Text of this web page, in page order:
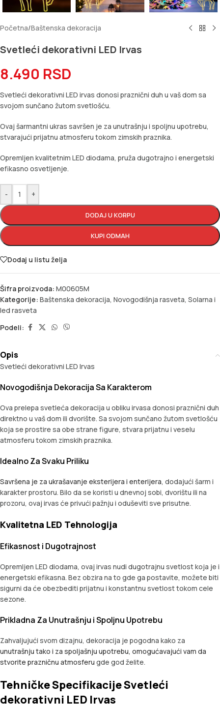
Početna/Baštenska dekoracija
Svetleći dekorativni LED Irvas
8.490 RSD
Svetleći dekorativni LED irvas donosi praznični duh u vaš dom sa
svojom sunčano žutom svetlošću.
Ovaj šarmantni ukras savršen je za unutrašnju i spoljnu upotrebu,
stvarajući prijatnu atmosferu tokom zimskih praznika.
Opremljen kvalitetnim LED diodama, pruža dugotrajno i energetski
efikasno osvetljenje.
- +
DODAJ U KORPU
KUPI ODMAH
Dodaj u listu želja
Šifra proizvoda: M00605M
Kategorije: Baštenska dekoracija, Novogodišnja rasveta, Solarna i
led rasveta
Podeli:
Opis
Svetleći dekorativni LED Irvas
Novogodišnja Dekoracija Sa Karakterom
Ova prelepa svetleća dekoracija u obliku irvasa donosi praznični duh
direktno u vaš dom ili dvorište. Sa svojom sunčano žutom svetlošću
koja se prostire sa obe strane figure, stvara prijatnu i veselu
atmosferu tokom zimskih praznika.
Idealno Za Svaku Priliku
Savršena je za ukrašavanje eksterijera i enterijera, dodajući šarm i
karakter prostoru. Bilo da se koristi u dnevnoj sobi, dvorištu ili na
prozoru, ovaj irvas će privući pažnju i oduševiti sve prisutne.
Kvalitetna LED Tehnologija
Efikasnost i Dugotrajnost
Opremljen LED diodama, ovaj irvas nudi dugotrajnu svetlost koja je i
energetski efikasna. Bez obzira na to gde ga postavite, možete biti
sigurni da će obezbediti prijatnu i konstantnu svetlost tokom cele
sezone.
Prikladna Za Unutrašnju i Spoljnu Upotrebu
Zahvaljujući svom dizajnu, dekoracija je pogodna kako za
unutrašnju tako i za spoljašnju upotrebu, omogućavajući vam da
stvorite prazničnu atmosferu gde god želite.
Tehničke Specifikacije Svetleći
dekorativni LED Irvas